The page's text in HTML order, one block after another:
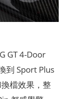
GT 4-Door
到 Sport Plus
檔效果，整